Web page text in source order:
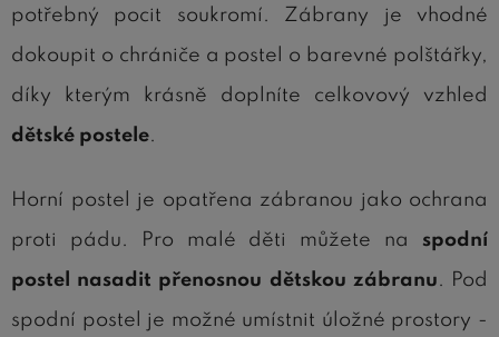
potřebný pocit soukromí. Zábrany je vhodné
dokoupit o chrániče a postel o barevné polštářky,
díky kterým krásně doplníte celkovový vzhled
dětské postele.
Horní postel je opatřena zábranou jako ochrana
proti pádu. Pro malé děti můžete na spodní
postel nasadit přenosnou dětskou zábranu. Pod
spodní postel je možné umístnit úložné prostory -